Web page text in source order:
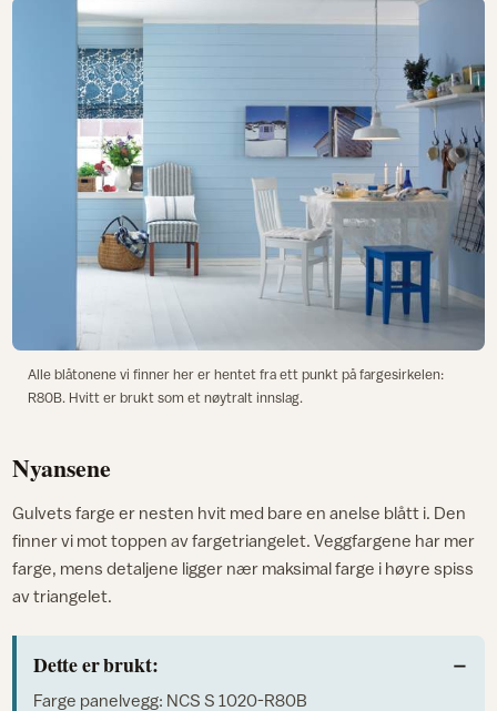
Alle blåtonene vi finner her er hentet fra ett punkt på fargesirkelen:
R80B. Hvitt er brukt som et nøytralt innslag.
Nyansene
Gulvets farge er nesten hvit med bare en anelse blått i. Den
finner vi mot toppen av fargetriangelet. Veggfargene har mer
farge, mens detaljene ligger nær maksimal farge i høyre spiss
av triangelet.
Dette er brukt:
Farge panelvegg: NCS S 1020-R80B